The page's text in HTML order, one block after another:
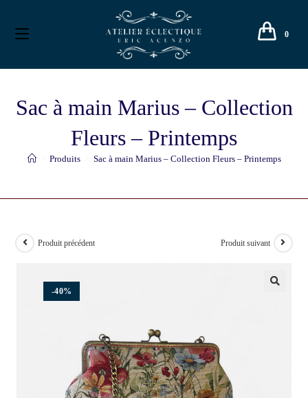
0
Sac à main Marius – Collection
Fleurs – Printemps
Produits Sac à main Marius – Collection Fleurs – Printemps
-40%
Produit précédent Produit suivant